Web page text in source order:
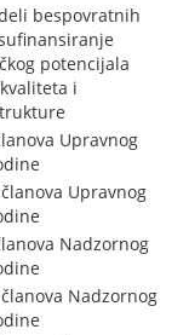
bespovratnih
potencijala
i
Upravnog
Upravnog
Nadzornog
Nadzornog